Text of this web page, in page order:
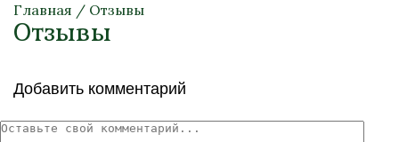
Главная / Отзывы
Отзывы
Добавить комментарий